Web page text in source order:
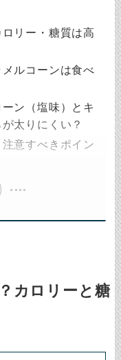
リー・糖質は高
ルコーンは食べ
ン（塩味）とキ
太りにくい？
意すべきポイン
カロリーと糖